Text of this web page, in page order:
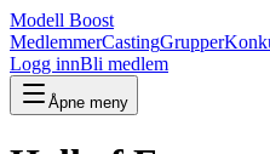
Modell Boost
MedlemmerCastingGrupper
Logg innBli medlem
Åpne meny